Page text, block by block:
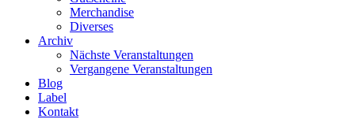
Merchandise
Diverses
Archiv
Nächste Veranstaltungen
Vergangene Veranstaltungen
Blog
Label
Kontakt